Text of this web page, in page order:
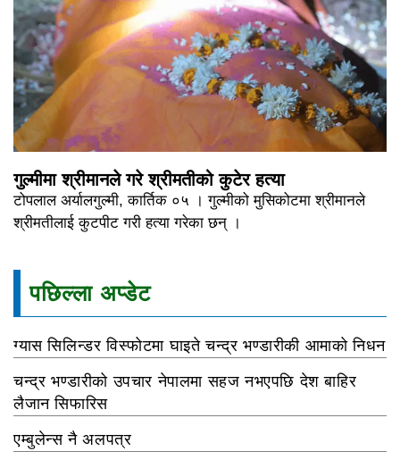
गुल्मीमा श्रीमानले गरे श्रीमतीको कुटेर हत्या
टोपलाल अर्यालगुल्मी, कार्तिक ०५ । गुल्मीको मुसिकोटमा श्रीमानले
श्रीमतीलाई कुटपीट गरी हत्या गरेका छन् ।
पछिल्ला अप्डेट
ग्यास सिलिन्डर विस्फोटमा घाइते चन्द्र भण्डारीकी आमाको निधन
चन्द्र भण्डारीको उपचार नेपालमा सहज नभएपछि देश बाहिर
लैजान सिफारिस
एम्बुलेन्स नै अलपत्र